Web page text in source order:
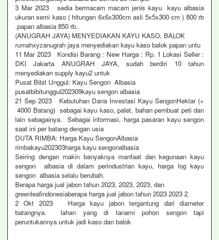
3 Mar 2023 sedia bermacam macam jenis kayu kayu albasia
ukuran semi kaso ( hitungan 6x6x300cm asli 5x5x300 cm ) 800 rb
.papan albasia 850 rb..
(ANUGRAH JAYA) MENYEDIAKAN KAYU KASO, BALOK
rumahxyzanugrah jaya menyediakan kayu kaso balok papan untu
11 Mar 2023 Kondisi Barang : New Harga : Rp. 1 Lokasi Seller :
DKI Jakarta ANUGRAH JAYA, sudah berdiri 10 tahun
menyediakan supply kayu2 untuk
Pusat Bibit Unggul: Kayu Sengon Albasia
pusatbibitunggul202309kayu sengon albasia
21 Sep 2023 Kebutuhan Dana Investasi Kayu SengonHektar (+
4000 Batang) sebagai kayu kaso, palet, bahan pembuat peti dan
lain sebagainya. Sebagai informasi, harga pasaran kayu sengon
saat ini per batang dengan usia
DUTA RIMBA: Harga Kayu SengonAlbasia
rimbakayu202303harga kayu sengonalbasia
Seiring dengan makin banyaknya manfaat dan kegunaan kayu
sengon albasia di dalam perindustrian kayu, harga log kayu
sengon albasia selalu berubah.
Berapa harga jual jabon tahun 2023, 2023, 2023, dan
greenleafindonesiaberapa harga jual jabon tahun 2023 2023 2
2 Okt 2023 Harga kayu jabon tergantung dari diameter
batangnya. lahan yang di tanami pohon sengon tapi
peruntukannya untuk jadi kaso dan balok